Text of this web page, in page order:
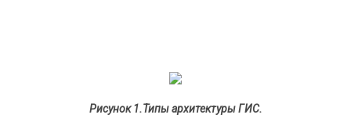
Рисунок 1.Типы архитектуры ГИС.